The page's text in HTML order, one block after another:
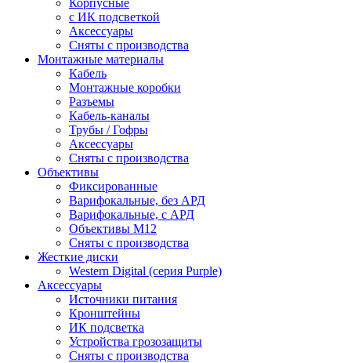
c ИК подсветкой
Аксессуары
Сняты с производства
Монтажные материалы
Кабель
Монтажные коробки
Разъемы
Кабель-каналы
Трубы / Гофры
Аксессуары
Сняты с производства
Объективы
Фиксированные
Варифокальные, без АРД
Варифокальные, с АРД
Объективы M12
Сняты с производства
Жесткие диски
Western Digital (серия Purple)
Аксессуары
Источники питания
Кронштейны
ИК подсветка
Устройства грозозащиты
Сняты с производства